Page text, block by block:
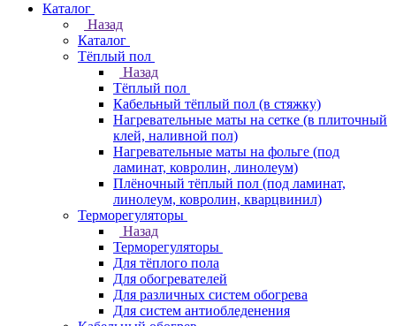
Каталог
Назад
Каталог
Тёплый пол
Назад
Тёплый пол
Кабельный тёплый пол (в стяжку)
Нагревательные маты на сетке (в плиточный
клей, наливной пол)
Нагревательные маты на фольге (под
ламинат, ковролин, линолеум)
Плёночный тёплый пол (под ламинат,
линолеум, ковролин, кварцвинил)
Терморегуляторы
Назад
Терморегуляторы
Для тёплого пола
Для обогревателей
Для различных систем обогрева
Для систем антиобледенения